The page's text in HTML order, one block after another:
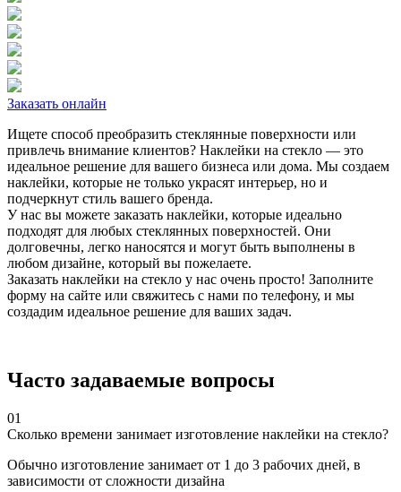
Заказать онлайн
Ищете способ преобразить стеклянные поверхности или
привлечь внимание клиентов? Наклейки на стекло — это
идеальное решение для вашего бизнеса или дома. Мы создаем
наклейки, которые не только украсят интерьер, но и
подчеркнут стиль вашего бренда.
У нас вы можете заказать наклейки, которые идеально
подходят для любых стеклянных поверхностей. Они
долговечны, легко наносятся и могут быть выполнены в
любом дизайне, который вы пожелаете.
Заказать наклейки на стекло у нас очень просто! Заполните
форму на сайте или свяжитесь с нами по телефону, и мы
создадим идеальное решение для ваших задач.
Часто задаваемые вопросы
01
Сколько времени занимает изготовление наклейки на стекло?
Обычно изготовление занимает от 1 до 3 рабочих дней, в
зависимости от сложности дизайна